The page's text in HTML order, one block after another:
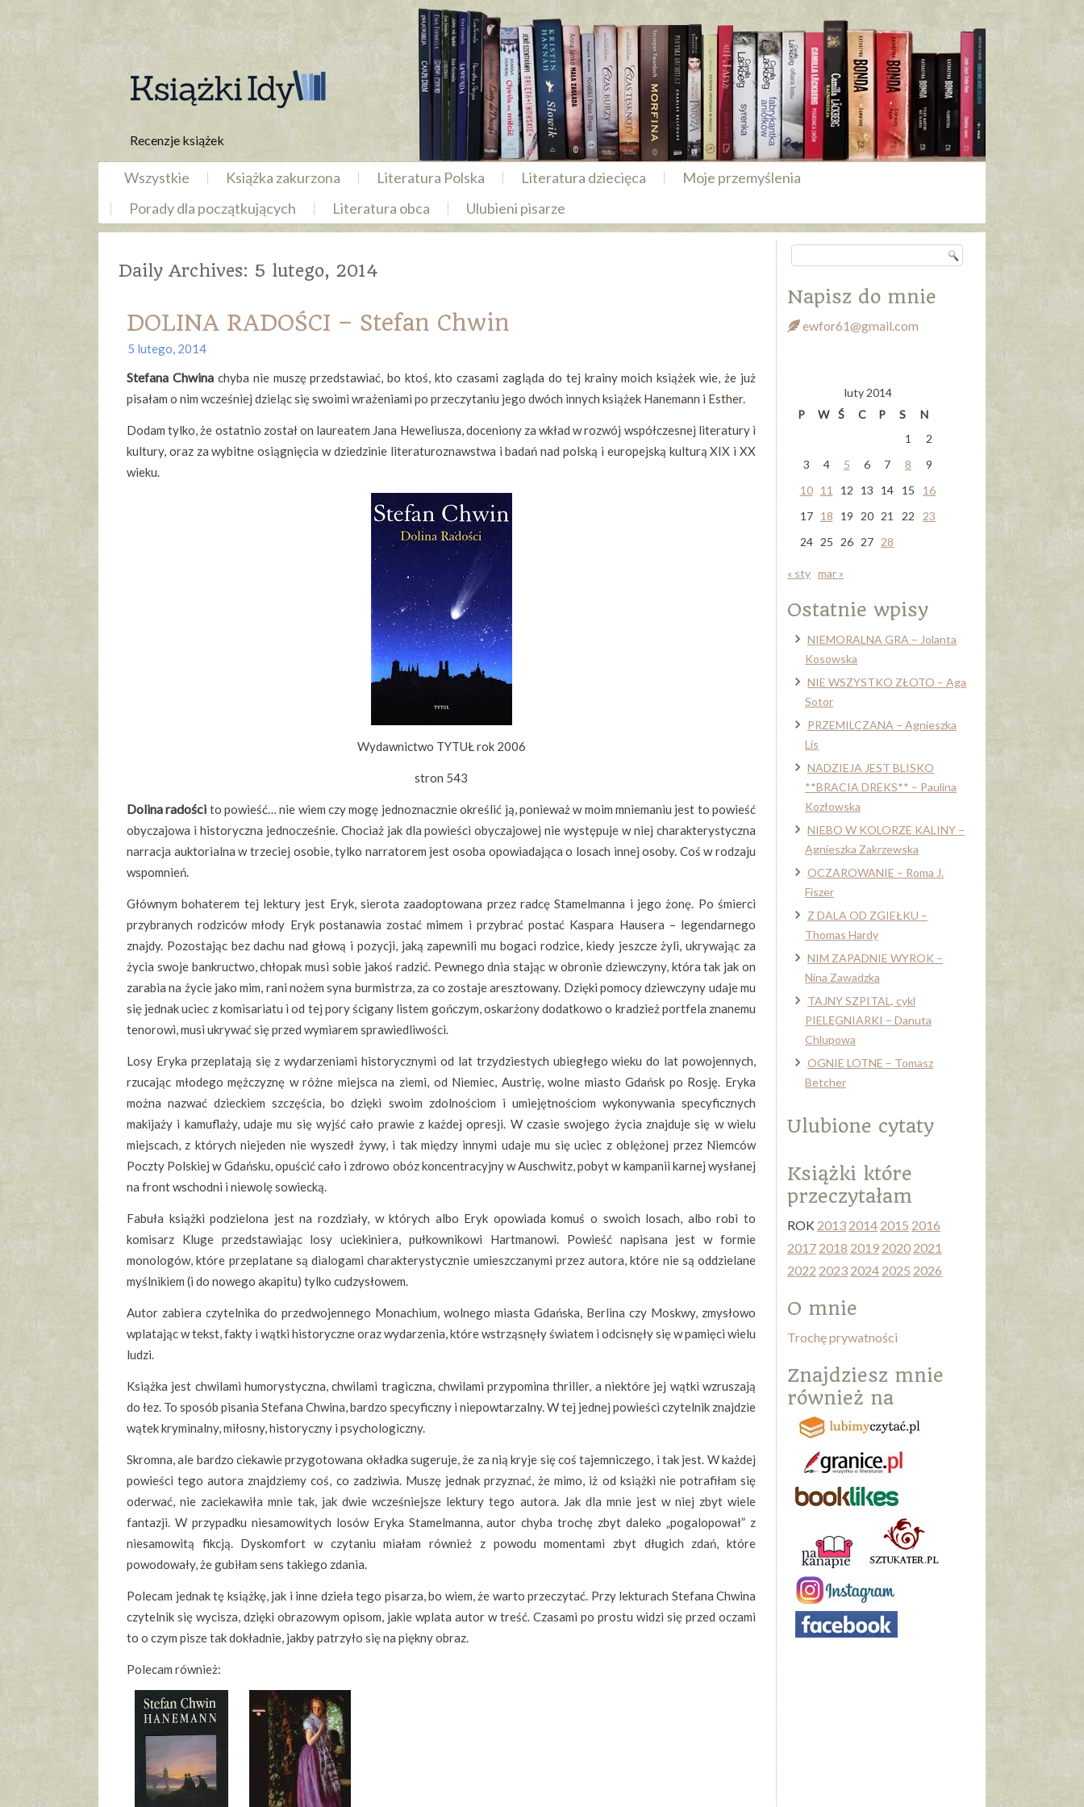
Recenzje książek
Wszystkie Książka zakurzona Literatura Polska Literatura dziecięca
Moje przemyślenia
Porady dla początkujących
Literatura obca Ulubieni pisarze
Daily Archives: 5 lutego, 2014
DOLINA RADOŚCI – Stefan Chwin
5 lutego, 2014
Stefana Chwinachyba nie muszę przedstawiać, bo ktoś, kto czasami zagląda do tej krainy moich książek wie, że już
pisałam o nim wcześniej dzieląc się swoimi wrażeniami po przeczytaniu jego dwóch innych książek Hanemann i Esther.
Dodam tylko, że ostatnio został on laureatem Jana Heweliusza, doceniony za wkład w rozwój współczesnej literatury i
kultury, oraz za wybitne osiągnięcia w dziedzinie literaturoznawstwa i badań nad polską i europejską kulturą XIX i XX
wieku.
Wydawnictwo TYTUŁ rok 2006
stron 543
Dolina radości to powieść… nie wiem czy mogę jednoznacznie określić ją, ponieważ w moim mniemaniu jest to powieść
obyczajowa i historyczna jednocześnie. Chociaż jak dla powieści obyczajowej nie występuje w niej charakterystyczna
narracja auktorialna w trzeciej osobie, tylko narratorem jest osoba opowiadająca o losach innej osoby. Coś w rodzaju
wspomnień.
Głównym bohaterem tej lektury jest Eryk, sierota zaadoptowana przez radcę Stamelmanna i jego żonę. Po śmierci
przybranych rodziców młody Eryk postanawia zostać mimem i przybrać postać Kaspara Hausera – legendarnego
znajdy. Pozostając bez dachu nad głową i pozycji, jaką zapewnili mu bogaci rodzice, kiedy jeszcze żyli, ukrywając za
życia swoje bankructwo, chłopak musi sobie jakoś radzić. Pewnego dnia stając w obronie dziewczyny, która tak jak on
zarabia na życie jako mim, rani nożem syna burmistrza, za co zostaje aresztowany. Dzięki pomocy dziewczyny udaje mu
się jednak uciec z komisariatu i od tej pory ścigany listem gończym, oskarżony dodatkowo o kradzież portfela znanemu
tenorowi, musi ukrywać się przed wymiarem sprawiedliwości.
Losy Eryka przeplatają się z wydarzeniami historycznymi od lat trzydziestych ubiegłego wieku do lat powojennych,
rzucając młodego mężczyznę w różne miejsca na ziemi, od Niemiec, Austrię, wolne miasto Gdańsk po Rosję. Eryka
można nazwać dzieckiem szczęścia, bo dzięki swoim zdolnościom i umiejętnościom wykonywania specyficznych
makijaży i kamuflaży, udaje mu się wyjść cało prawie z każdej opresji. W czasie swojego życia znajduje się w wielu
miejscach, z których niejeden nie wyszedł żywy, i tak między innymi udaje mu się uciec z oblężonej przez Niemców
Poczty Polskiej w Gdańsku, opuścić cało i zdrowo obóz koncentracyjny w Auschwitz, pobyt w kampanii karnej wysłanej
na front wschodni i niewolę sowiecką.
Fabuła książki podzielona jest na rozdziały, w których albo Eryk opowiada komuś o swoich losach, albo robi to
komisarz Kluge przedstawiając losy uciekiniera, pułkownikowi Hartmanowi. Powieść napisana jest w formie
monologów, które przeplatane są dialogami charakterystycznie umieszczanymi przez autora, które nie są oddzielane
myślnikiem (i do nowego akapitu) tylko cudzysłowem.
Autor zabiera czytelnika do przedwojennego Monachium, wolnego miasta Gdańska, Berlina czy Moskwy, zmysłowo
wplatając w tekst, fakty i wątki historyczne oraz wydarzenia, które wstrząsnęły światem i odcisnęły się w pamięci wielu
ludzi.
Książka jest chwilami humorystyczna, chwilami tragiczna, chwilami przypomina thriller, a niektóre jej wątki wzruszają
do łez. To sposób pisania Stefana Chwina, bardzo specyficzny i niepowtarzalny. W tej jednej powieści czytelnik znajdzie
wątek kryminalny, miłosny, historyczny i psychologiczny.
Skromna, ale bardzo ciekawie przygotowana okładka sugeruje, że za nią kryje się coś tajemniczego, i tak jest. W każdej
powieści tego autora znajdziemy coś, co zadziwia. Muszę jednak przyznać, że mimo, iż od książki nie potrafiłam się
oderwać, nie zaciekawiła mnie tak, jak dwie wcześniejsze lektury tego autora. Jak dla mnie jest w niej zbyt wiele
fantazji. W przypadku niesamowitych losów Eryka Stamelmanna, autor chyba trochę zbyt daleko „pogalopował” z
niesamowitą fikcją. Dyskomfort w czytaniu miałam również z powodu momentami zbyt długich zdań, które
powodowały, że gubiłam sens takiego zdania.
Polecam jednak tę książkę, jak i inne dzieła tego pisarza, bo wiem, że warto przeczytać. Przy lekturach Stefana Chwina
czytelnik się wycisza, dzięki obrazowym opisom, jakie wplata autor w treść. Czasami po prostu widzi się przed oczami
to o czym pisze tak dokładnie, jakby patrzyło się na piękny obraz.
Polecam również:
Napisz do mnie
ewfor61@gmail.com
luty 2014
P
W Ś C P S
N
1
2
3
4 5 6 7 8
9
10
11 12 13 14 15
16
17
18 19 20 21 22
23
24
25 26 27 28
« sty mar »
Ostatnie wpisy
NIEMORALNA GRA – Jolanta
Kosowska
NIE WSZYSTKO ZŁOTO – Aga
Sotor
PRZEMILCZANA – Agnieszka
Lis
NADZIEJA JEST BLISKO
**BRACIA DREKS** – Paulina
Kozłowska
NIEBO W KOLORZE KALINY –
Agnieszka Zakrzewska
OCZAROWANIE – Roma J.
Fiszer
Z DALA OD ZGIEŁKU –
Thomas Hardy
NIM ZAPADNIE WYROK –
Nina Zawadzka
TAJNY SZPITAL, cykl
PIELĘGNIARKI – Danuta
Chlupowa
OGNIE LOTNE – Tomasz
Betcher
Ulubione cytaty
Książki które
przeczytałam
ROK 2013 2014 2015 2016
2017 2018 2019 2020 2021
2022 2023 2024 2025 2026
O mnie
Trochę prywatności
Znajdziesz mnie
również na